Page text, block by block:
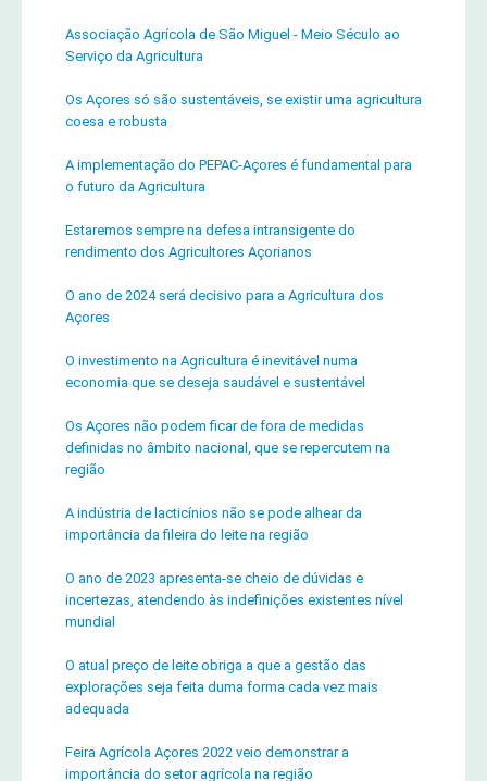
Associação Agrícola de São Miguel - Meio Século ao
Serviço da Agricultura
Os Açores só são sustentáveis, se existir uma agricultura
coesa e robusta
A implementação do PEPAC-Açores é fundamental para
o futuro da Agricultura
Estaremos sempre na defesa intransigente do
rendimento dos Agricultores Açorianos
O ano de 2024 será decisivo para a Agricultura dos
Açores
O investimento na Agricultura é inevitável numa
economia que se deseja saudável e sustentável
Os Açores não podem ficar de fora de medidas
definidas no âmbito nacional, que se repercutem na
região
A indústria de lacticínios não se pode alhear da
importância da fileira do leite na região
O ano de 2023 apresenta-se cheio de dúvidas e
incertezas, atendendo às indefinições existentes nível
mundial
O atual preço de leite obriga a que a gestão das
explorações seja feita duma forma cada vez mais
adequada
Feira Agrícola Açores 2022 veio demonstrar a
importância do setor agrícola na região